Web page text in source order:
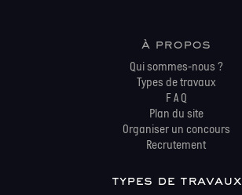
à propos
Qui sommes-nous ?
Types de travaux
F A Q
Plan du site
Organiser un concours
Recrutement
types de travaux